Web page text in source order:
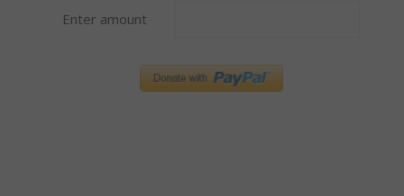
Enter amount